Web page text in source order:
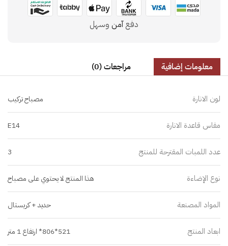
دفعآمن وسهل
معلومات إضافية مراجعات (0)
لون الانارة مصباح تركيب
مقاس قاعدة الانارة E14
عدد اللمبات المقترحة للمنتج 3
نوع الإضاءة هذا المنتج لا يحتوي على مصباح
المواد المصنعة حديد + كريستال
ابعاد المنتج 521*806* ارتفاع 1 متر